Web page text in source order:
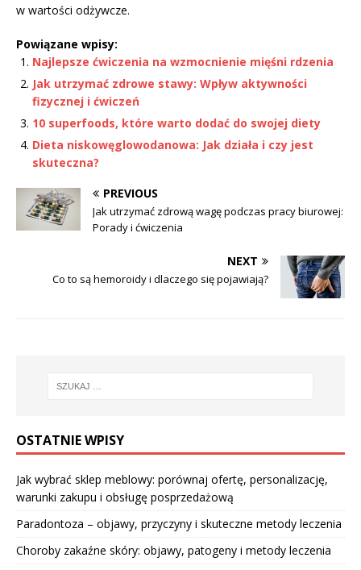
w wartości odżywcze.
Powiązane wpisy:
Najlepsze ćwiczenia na wzmocnienie mięśni rdzenia
Jak utrzymać zdrowe stawy: Wpływ aktywności
fizycznej i ćwiczeń
10 superfoods, które warto dodać do swojej diety
Dieta niskowęglowodanowa: Jak działa i czy jest
skuteczna?
PREVIOUS
Jak utrzymać zdrową wagę podczas pracy biurowej:
Porady i ćwiczenia
NEXT
Co to są hemoroidy i dlaczego się pojawiają?
OSTATNIE WPISY
Jak wybrać sklep meblowy: porównaj ofertę, personalizację,
warunki zakupu i obsługę posprzedażową
Paradontoza – objawy, przyczyny i skuteczne metody leczenia
Choroby zakaźne skóry: objawy, patogeny i metody leczenia